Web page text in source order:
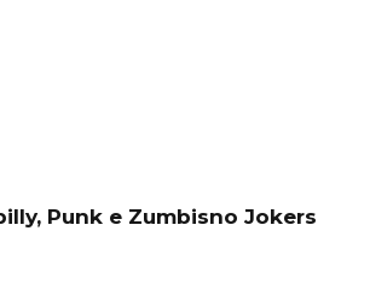
Punk e Zumbisno Jokers